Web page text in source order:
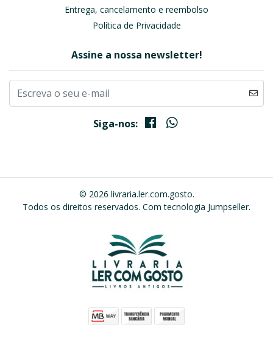
Entrega, cancelamento e reembolso
Política de Privacidade
Assine a nossa newsletter!
Siga-nos:
© 2026 livraria.ler.com.gosto.
Todos os direitos reservados. Com tecnologia Jumpseller.